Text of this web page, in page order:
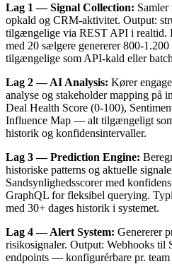
Lag 1 — Signal Collection: Samler
opkald og CRM-aktivitet. Output:
tilgængelige via REST API i realtid.
med 20 sælgere genererer 800-
tilgængelige som API-kald eller
Lag 2 — AI Analysis: Kører
analyse og stakeholder mapping på
Deal Health Score (0-100),
Influence Map — alt tilgængeligt
historik og konfidensintervaller.
Lag 3 — Prediction Engine:
historiske patterns og aktuelle
Sandsynlighedsscorer med
GraphQL for fleksibel querying.
med 30+ dages historik i systemet.
Lag 4 — Alert System: Genererer
risikosignaler. Output: Webhooks til
endpoints — konfigurérbare pr. team